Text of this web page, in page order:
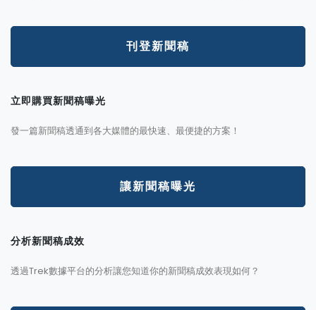
刊登新聞稿
立即購買新聞稿曝光
發一篇新聞稿透通到各大媒體的最快速、最便捷的方案！
讓新聞稿曝光
分析新聞稿成效
透過Trek數據平台的分析讓您知道你的新聞稿成效表現如何？